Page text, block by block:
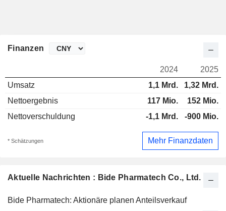
Aktuelle Nachrichten : Bide Pharmatech Co., Ltd.
Bide Pharmatech: Aktionäre planen Anteilsverkauf
Finanzen
2024
2025
Umsatz
1,1 Mrd.
1,32 Mrd.
Nettoergebnis
117 Mio.
152 Mio.
Nettoverschuldung
-1,1 Mrd. -900 Mio.
* Schätzungen Mehr Finanzdaten